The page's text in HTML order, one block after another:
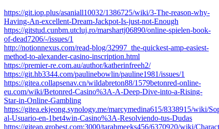
https://git.iop.plus/asaniall10032/1386725/wiki/3-The-reason-why-
Having-An-excellent-Dream-Jackpot-Is-just-not-Enough
https://gitstud.cunbm.utcluj.ro/marshartj06890/online-spielen-book-
of-dead7206/-/issues/1
http://notionnexus.com/read-blog/32997_the-quickest-amp-easiest-
method-to-alexander-casino-inscription.html
https://premier-re.com.au/author/katherinfreeh2/
https://git.hb3344.com/paulinebowlin/pauline1981/issues/1
https://gitea.collapsenav.cn/wildabreton88/1579betonred-online-
eu.com/wiki/Betonred-Casino%3A-A-Deep-Dive-into-a-Rising-
Star-in-Online-Gambling
https://gitea.ekjeong.synology.me/marcymedina615/8338915/wiki/
al-Usuario-en-1bet4win-Casino%3A-Resolviendo-tus-Dudas
https://giteap.grobest.com:3000/tarahmeeks456/6370920/wiki/